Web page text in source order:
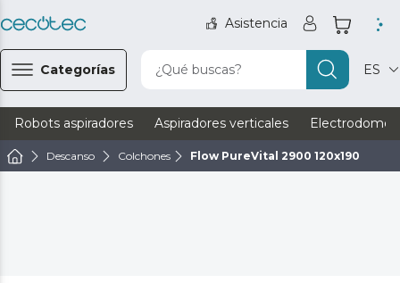
Asistencia
Categorías ¿Qué buscas? ES
Robots aspiradores Aspiradores verticales
Descanso Colchones Flow PureVital 2900 120x190